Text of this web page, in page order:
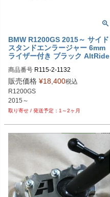
BMW R1200GS 2015～ サイド
スタンドエンラージャー 6mm
ライザー付き ブラック AltRide
商品番号 R115-2-1132
alt_R115-2-1132
販売価格 ¥18,400税込
R1200GS
2015～
1～2ヶ月